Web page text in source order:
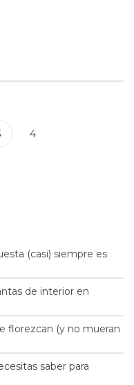
4
(casi) siempre es
de interior en
florezcan (y no mueran
saber para